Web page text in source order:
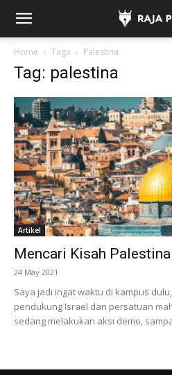
Home Tags Palestina
Tag: palestina
Artikel
Mencari Kisah
24 May 2021
Saya jadi ingat waktu di kampus
pendukung Israel dan persatuan
sedang melakukan aksi demo,